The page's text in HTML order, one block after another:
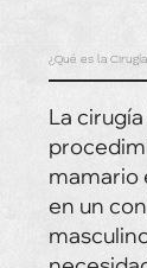
¿Qué es la
La
mamario
en un